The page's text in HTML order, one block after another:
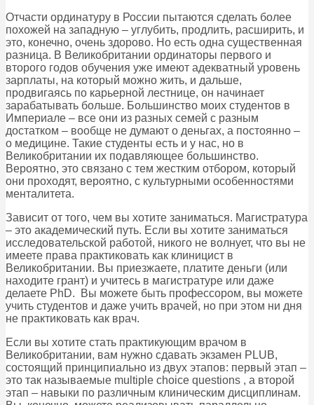
Отчасти ординатуру в России пытаются сделать более
похожей на западную – углубить, продлить, расширить, и
это, конечно, очень здорово. Но есть одна существенная
разница. В Великобритании ординаторы первого и
второго годов обучения уже имеют адекватный уровень
зарплаты, на который можно жить, и дальше,
продвигаясь по карьерной лестнице, он начинает
зарабатывать больше. Большинство моих студентов в
Империале – все они из разных семей с разным
достатком – вообще не думают о деньгах, а постоянно –
о медицине. Такие студенты есть и у нас, но в
Великобритании их подавляющее большинство.
Вероятно, это связано с тем жестким отбором, который
они проходят, вероятно, с культурными особенностями
менталитета.
Зависит от того, чем вы хотите заниматься. Магистратура
– это академический путь. Если вы хотите заниматься
исследовательской работой, никого не волнует, что вы не
имеете права практиковать как клиницист в
Великобритании. Вы приезжаете, платите деньги (или
находите грант) и учитесь в магистратуре или даже
делаете PhD. Вы можете быть профессором, вы можете
учить студентов и даже учить врачей, но при этом ни дня
не практиковать как врач.
Если вы хотите стать практикующим врачом в
Великобритании, вам нужно сдавать экзамен PLUB,
состоящий принципиально из двух этапов: первый этап –
это так называемые multiple choice questions , а второй
этап – навыки по различным клиническим дисциплинам.